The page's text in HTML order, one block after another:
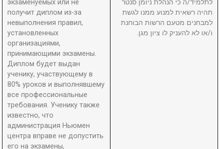
экзаменуемых или не
получит диплом из-за
невыполнения правил,
установленных
организациями,
принимающими экзамены.
Диплом будет выдан
ученику, участвующему в
80% уроков и выполнявшему
все профессиональные
требования. Ученику также
известно, что
администрация Ньюмен
центра вправе не допустить
его на экзамены,
לתלמיד/ה כי הנהלת ניומן סנטר
תהיה רשאית למנוע ממנו לגשת
למבחנים מטעם הרשות הבוחנת
ו/או לא להעניק לו ציון מגן.